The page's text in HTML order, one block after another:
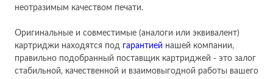
неотразимым качеством печати.
Оригинальные и совместимые (аналоги или эквивалент)
картриджи находятся под гарантией нашей компании,
правильно подобранный поставщик картриджей - это залог
стабильной, качественной и взаимовыгодной работы вашего